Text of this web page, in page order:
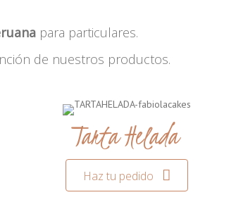
para particulares.
de nuestros productos.
Tarta Helada
Haz tu pedido